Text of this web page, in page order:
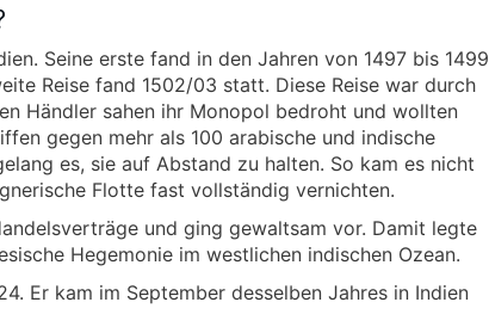
Seine erste fand in den Jahren von 1497 bis 1499
Reise fand 1502/03 statt. Diese Reise war durch
Händler sahen ihr Monopol bedroht und wollten
gegen mehr als 100 arabische und indische
es, sie auf Abstand zu halten. So kam es nicht
Flotte fast vollständig vernichten.
und ging gewaltsam vor. Damit legte
Hegemonie im westlichen indischen Ozean.
Er kam im September desselben Jahres in Indien